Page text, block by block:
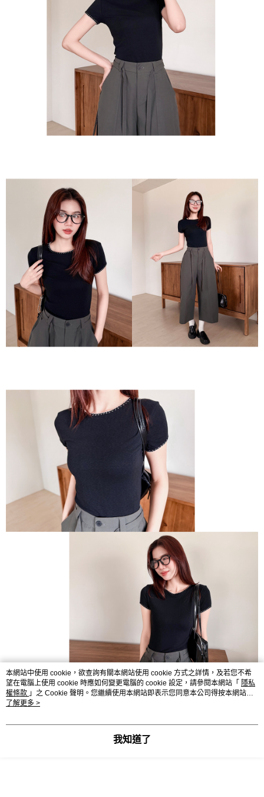
本網站中使用 cookie，欲查詢有關本網站使用 cookie 方式之詳情，及若您不希
望在電腦上使用 cookie 時應如何變更電腦的 cookie 設定，請參閱本網站「 隱私
權條款 」之 Cookie 聲明。您繼續使用本網站即表示您同意本公司得按本網站使
用條款之 Cookie 聲明使用 cookie。
了解更多 >
我知道了